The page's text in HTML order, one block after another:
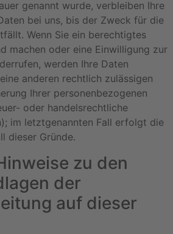
genannt wurde, verbleiben Ihre
bei uns, bis der Zweck für die
Wenn Sie ein berechtigtes
machen oder eine Einwilligung zur
werden Ihre Daten
anderen rechtlich zulässigen
Ihrer personenbezogenen
oder handelsrechtliche
im letztgenannten Fall erfolgt die
dieser Gründe.
zu den
der
auf dieser